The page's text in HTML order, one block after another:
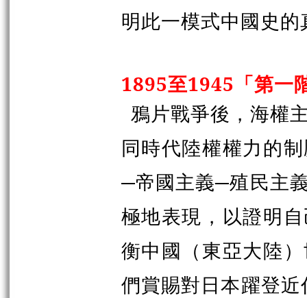
明此一模式中國史的
1895至1945「第一
鴉片戰爭後，海權
同時代陸權權力的
─帝國主義─殖民主
極地表現，以證明
衡中國（東亞大陸
們賞賜對日本躍登